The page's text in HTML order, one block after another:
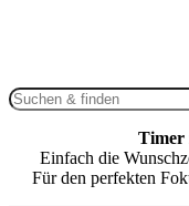
Timer
Einfach die
Für den perfekten